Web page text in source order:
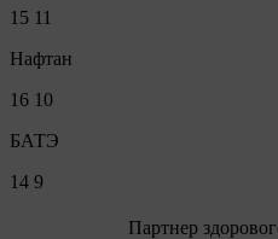
15 11
Нафтан
16 10
БАТЭ
14 9
Партнер